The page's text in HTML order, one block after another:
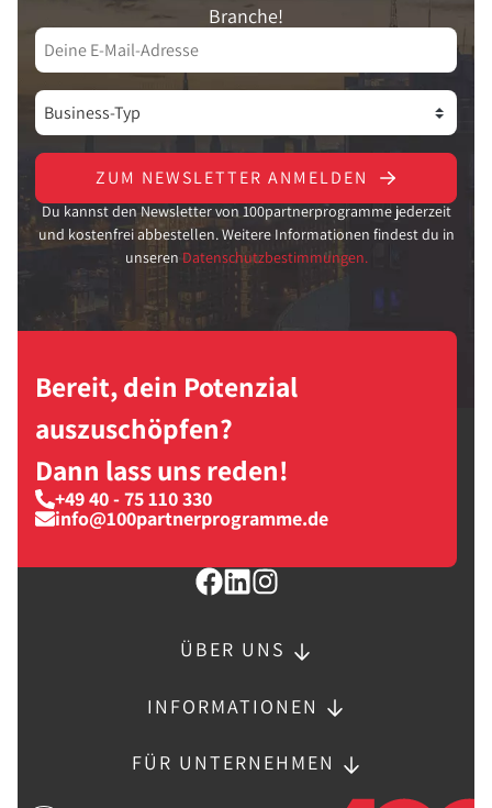
Branche!
ZUM NEWSLETTER ANMELDEN
Du kannst den Newsletter von 100partnerprogramme jederzeit
und kostenfrei abbestellen. Weitere Informationen findest du in
unseren Datenschutzbestimmungen.
Bereit, dein Potenzial
auszuschöpfen?
Dann lass uns reden!
+49 40 - 75 110 330
info@100partnerprogramme.de
ÜBER UNS
INFORMATIONEN
FÜR UNTERNEHMEN